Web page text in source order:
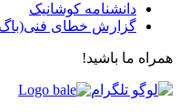
دانشنامه کوشانیک
گزارش خطای
همراه ما باشید!